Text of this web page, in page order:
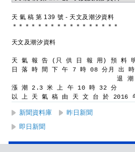
天 氣 稿 第 139 號 - 天文及潮汐資料
＊ ＊ ＊ ＊ ＊ ＊ ＊ ＊ ＊ ＊ ＊ ＊ ＊ ＊ ＊ ＊ ＊
天文及潮汐資料
天 氣 報 告 (只 供 日 報 用)
預 料
日 落 時 間 下 午 7 時 08 分月 出
漲 潮 2.3 米 上 午 10 時 32 分
退
以 上 天 氣 稿 由 天 文 台 於 2016
新聞資料庫
昨日新聞
即日新聞